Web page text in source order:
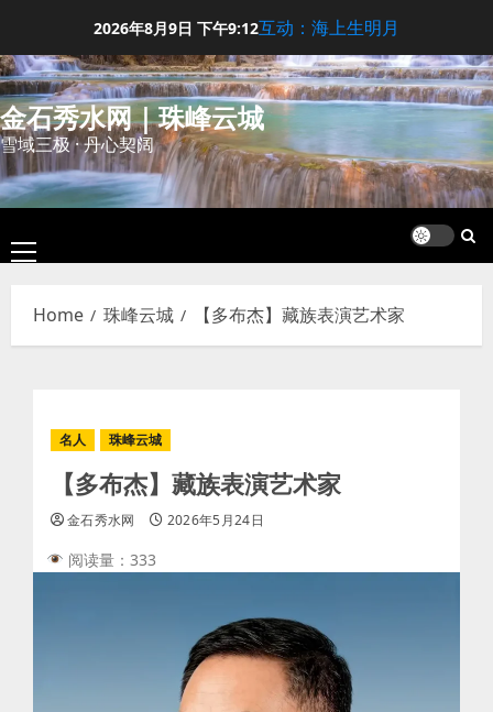
content
2026年8月9日 下午9:12互动：海上生明月
金石秀水网｜珠峰云城
雪域三极 · 丹心契阔
Primary
Menu
Home 珠峰云城 【多布杰】藏族表演艺术家
名人 珠峰云城
【多布杰】藏族表演艺术家
金石秀水网 2026年5月24日
阅读量：333